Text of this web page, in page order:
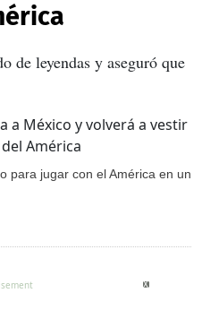
de leyendas y aseguró que
para jugar con el América en un
X